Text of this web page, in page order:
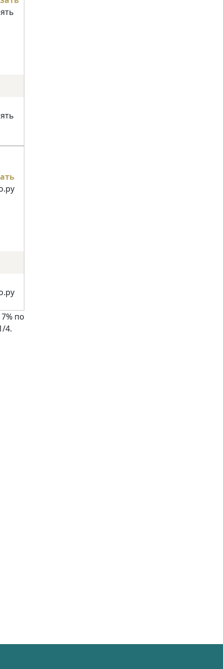
по
4.